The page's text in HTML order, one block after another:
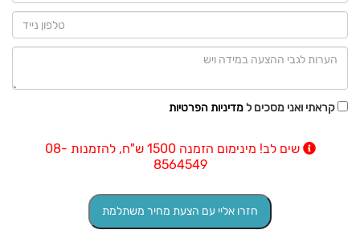
קראתי ואני מסכים למדיניות הפרטיות
שים לב! מינימום הזמנה 1500 ש"ח, להזמנות 08-
8564549